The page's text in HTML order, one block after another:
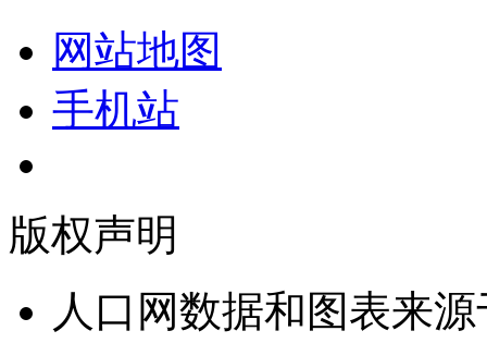
网站地图
手机站
版权声明
人口网数据和图表来